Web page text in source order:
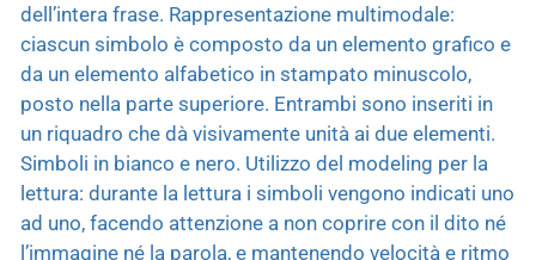
dell’intera frase. Rappresentazione multimodale:
ciascun simbolo è composto da un elemento grafico e
da un elemento alfabetico in stampato minuscolo,
posto nella parte superiore. Entrambi sono inseriti in
un riquadro che dà visivamente unità ai due elementi.
Simboli in bianco e nero. Utilizzo del modeling per la
lettura: durante la lettura i simboli vengono indicati uno
ad uno, facendo attenzione a non coprire con il dito né
l’immagine né la parola, e mantenendo velocità e ritmo